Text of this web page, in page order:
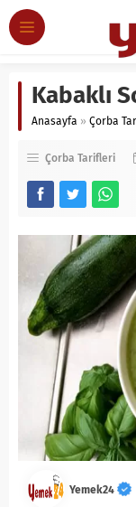
Kabaklı
Anasayfa » Çorba
Çorba Tarifleri
Yemek24